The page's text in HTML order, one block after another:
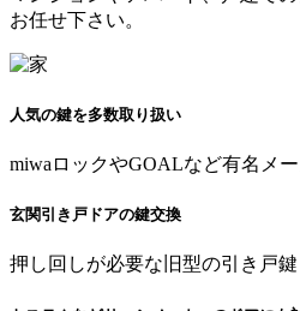
お任せ下さい。
人気の鍵を多数取り扱い
miwaロックやGOALなど有名メ
玄関引き戸ドアの鍵交換
押し回しが必要な旧型の引き戸